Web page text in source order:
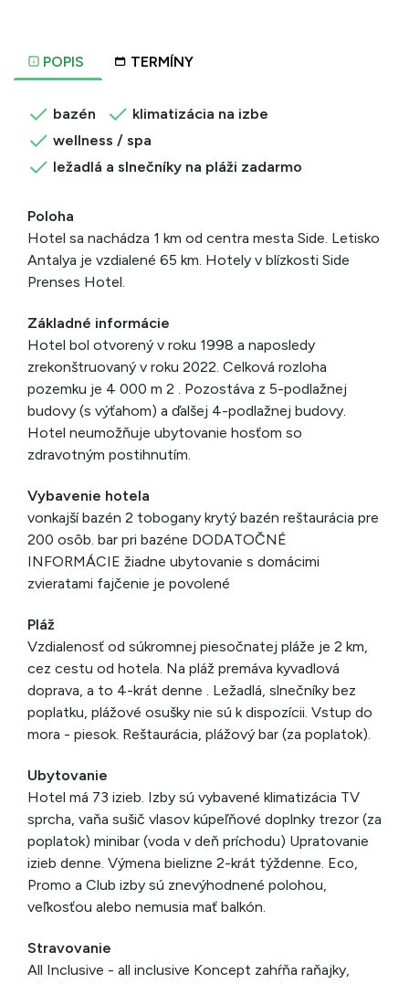
POPIS TERMÍNY
bazén
klimatizácia na izbe
wellness / spa
ležadlá a slnečníky na pláži zadarmo
Poloha
Hotel sa nachádza 1 km od centra mesta Side. Letisko
Antalya je vzdialené 65 km. Hotely v blízkosti Side
Prenses Hotel.
Základné informácie
Hotel bol otvorený v roku 1998 a naposledy
zrekonštruovaný v roku 2022. Celková rozloha
pozemku je 4 000 m 2 . Pozostáva z 5-podlažnej
budovy (s výťahom) a ďalšej 4-podlažnej budovy.
Hotel neumožňuje ubytovanie hosťom so
zdravotným postihnutím.
Vybavenie hotela
vonkajší bazén 2 tobogany krytý bazén reštaurácia pre
200 osôb. bar pri bazéne DODATOČNÉ
INFORMÁCIE žiadne ubytovanie s domácimi
zvieratami fajčenie je povolené
Pláž
Vzdialenosť od súkromnej piesočnatej pláže je 2 km,
cez cestu od hotela. Na pláž premáva kyvadlová
doprava, a to 4-krát denne . Ležadlá, slnečníky bez
poplatku, plážové osušky nie sú k dispozícii. Vstup do
mora - piesok. Reštaurácia, plážový bar (za poplatok).
Ubytovanie
Hotel má 73 izieb. Izby sú vybavené klimatizácia TV
sprcha, vaňa sušič vlasov kúpeľňové doplnky trezor (za
poplatok) minibar (voda v deň príchodu) Upratovanie
izieb denne. Výmena bielizne 2-krát týždenne. Eco,
Promo a Club izby sú znevýhodnené polohou,
veľkosťou alebo nemusia mať balkón.
Stravovanie
All Inclusive - all inclusive Koncept zahŕňa raňajky,